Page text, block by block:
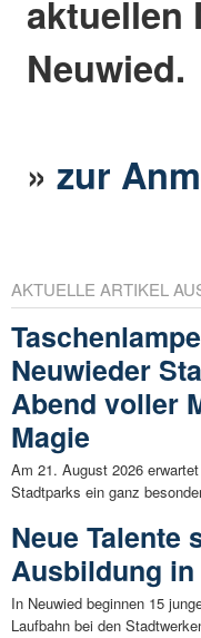
aktuellen
Neuwied.
»zur
AKTUELLE ARTIKEL
Neuwieder
Abend voller
Magie
Am 21. August 2026
Stadtparks ein ganz
Neue Talente
Ausbildung in
In Neuwied beginnen 15
Laufbahn bei den